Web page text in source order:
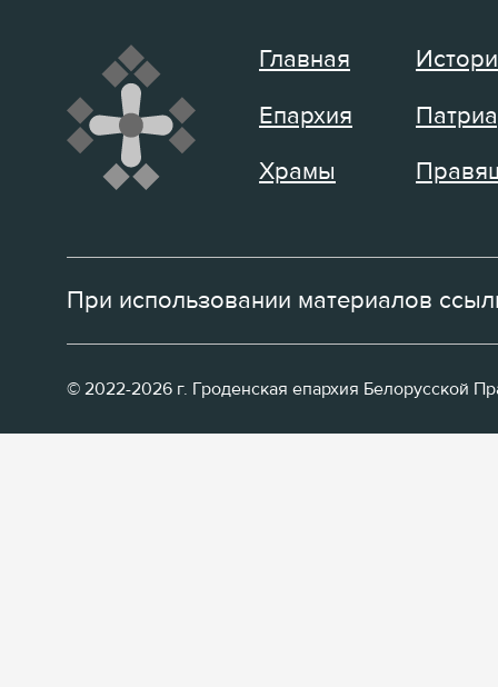
Главная
Епархия
Храмы
При использовании материалов
© 2022-2026 г. Гроденская епархия Белорусской